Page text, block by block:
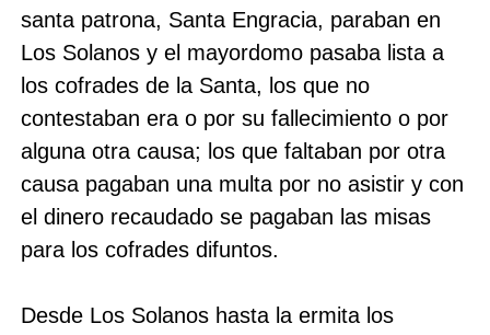
santa patrona, Santa Engracia, paraban en
Los Solanos y el mayordomo pasaba lista a
los cofrades de la Santa, los que no
contestaban era o por su fallecimiento o por
alguna otra causa; los que faltaban por otra
causa pagaban una multa por no asistir y con
el dinero recaudado se pagaban las misas
para los cofrades difuntos.
Desde Los Solanos hasta la ermita los